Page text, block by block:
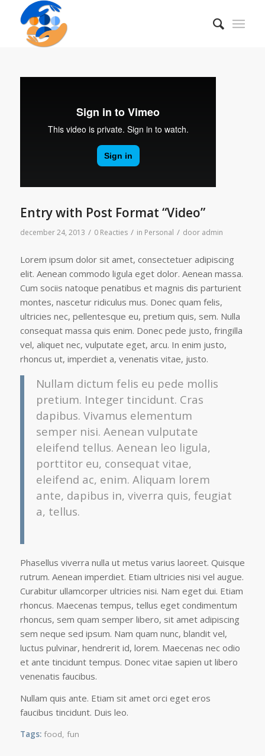
Entry with Post Format “Video”
december 24, 2013 / 0 Reacties / in Personal / door admin
Lorem ipsum dolor sit amet, consectetuer adipiscing
elit. Aenean commodo ligula eget dolor. Aenean massa.
Cum sociis natoque penatibus et magnis dis parturient
montes, nascetur ridiculus mus. Donec quam felis,
ultricies nec, pellentesque eu, pretium quis, sem. Nulla
consequat massa quis enim. Donec pede justo, fringilla
vel, aliquet nec, vulputate eget, arcu. In enim justo,
rhoncus ut, imperdiet a, venenatis vitae, justo.
Nullam dictum felis eu pede mollis
pretium. Integer tincidunt. Cras
dapibus. Vivamus elementum
semper nisi. Aenean vulputate
eleifend tellus. Aenean leo ligula,
porttitor eu, consequat vitae,
eleifend ac, enim. Aliquam lorem
ante, dapibus in, viverra quis, feugiat
a, tellus.
Phasellus viverra nulla ut metus varius laoreet. Quisque
rutrum. Aenean imperdiet. Etiam ultricies nisi vel augue.
Curabitur ullamcorper ultricies nisi. Nam eget dui. Etiam
rhoncus. Maecenas tempus, tellus eget condimentum
rhoncus, sem quam semper libero, sit amet adipiscing
sem neque sed ipsum. Nam quam nunc, blandit vel,
luctus pulvinar, hendrerit id, lorem. Maecenas nec odio
et ante tincidunt tempus. Donec vitae sapien ut libero
venenatis faucibus.
Nullam quis ante. Etiam sit amet orci eget eros
faucibus tincidunt. Duis leo.
Tags: food, fun